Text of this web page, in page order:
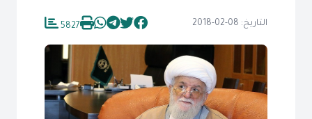
التاريخ: 08-02-2018 5827